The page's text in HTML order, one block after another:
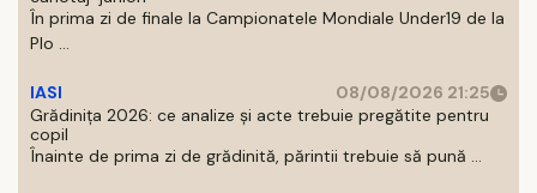
În prima zi de finale la Campionatele Mondiale Under19 de la
Plo ...
IASI
08/08/2026 21:25
Grădinița 2026: ce analize și acte trebuie pregătite pentru
copil
Înainte de prima zi de grădinită, părintii trebuie să pună ...